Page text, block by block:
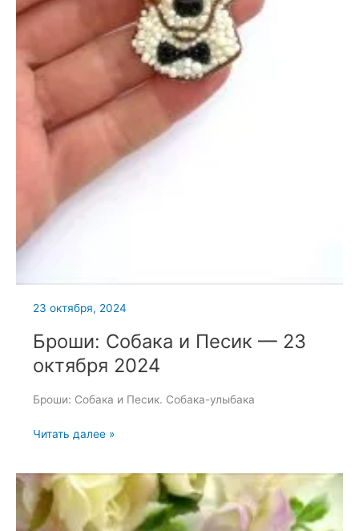
23 октября, 2024
Броши: Собака и Песик — 23
октября 2024
Броши: Собака и Песик. Собака-улыбака
Броши:
Песик
—
23
Читать далее »